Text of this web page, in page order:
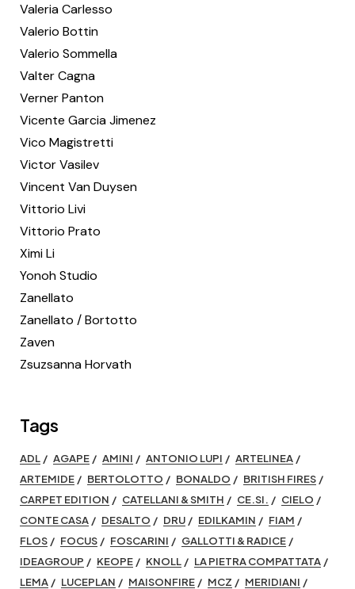
Valeria Carlesso
Valerio Bottin
Valerio Sommella
Valter Cagna
Verner Panton
Vicente Garcia Jimenez
Vico Magistretti
Victor Vasilev
Vincent Van Duysen
Vittorio Livi
Vittorio Prato
Ximi Li
Yonoh Studio
Zanellato
Zanellato / Bortotto
Zaven
Zsuzsanna Horvath
Tags
ADL AGAPE AMINI ANTONIO LUPI
ARTELINEA
ARTEMIDE
BERTOLOTTO BONALDO
BRITISH FIRES
CARPET EDITION
CATELLANI & SMITH CE.SI.
CIELO
CONTE CASA
DESALTO DRU EDILKAMIN
FIAM
FLOS
FOCUS FOSCARINI
GALLOTTI & RADICE
IDEAGROUP
KEOPE KNOLL
LA PIETRA COMPATTATA
LEMA
LUCEPLAN MAISONFIRE MCZ
MERIDIANI